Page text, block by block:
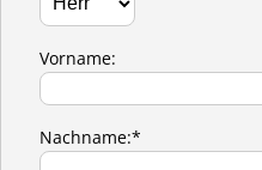
Vorname:
Nachname:*